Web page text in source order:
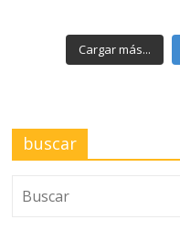
Cargar más...
buscar